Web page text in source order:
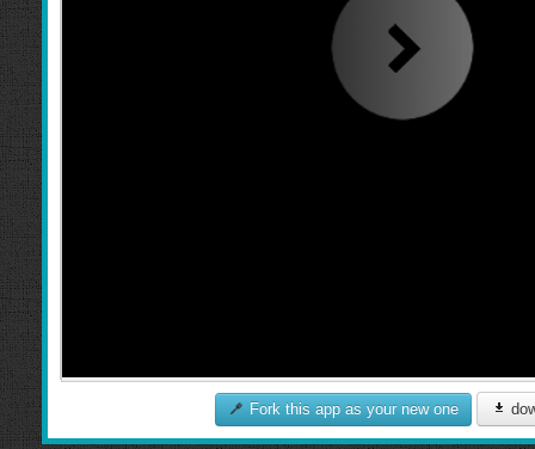
Fork this app as your new one